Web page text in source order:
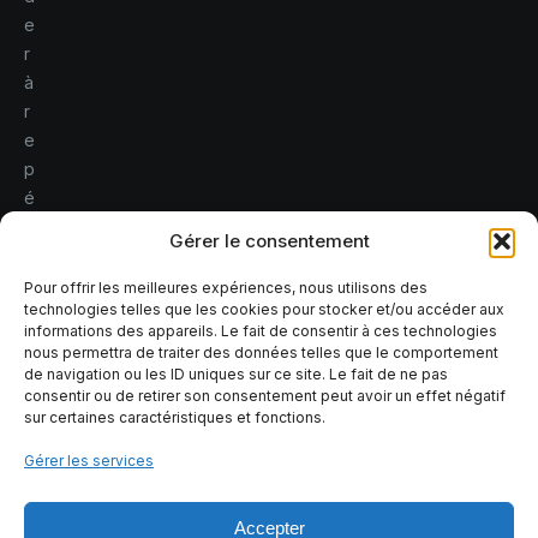
Gérer le consentement
Pour offrir les meilleures expériences, nous utilisons des
technologies telles que les cookies pour stocker et/ou accéder aux
informations des appareils. Le fait de consentir à ces technologies
nous permettra de traiter des données telles que le comportement
de navigation ou les ID uniques sur ce site. Le fait de ne pas
consentir ou de retirer son consentement peut avoir un effet négatif
sur certaines caractéristiques et fonctions.
Gérer les services
Accepter
e
r
à
r
e
p
é
r
l
e
s
r
i
s
u